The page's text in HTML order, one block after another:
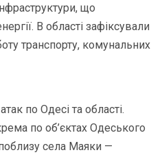
що
В області зафіксували
транспорту, комунальних
по Одесі та області.
по об’єктах Одеського
села Маяки —